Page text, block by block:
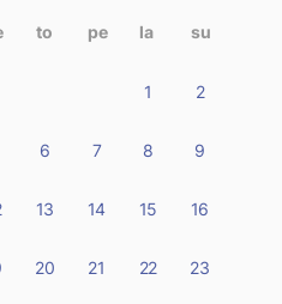
to pe la su
1 2
6 7 8 9
13 14 15 16
20 21 22 23